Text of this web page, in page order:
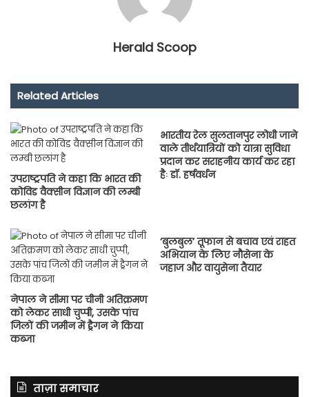
Herald Scoop
Related Articles
उपराष्ट्रपति ने कहा कि भारत की
कोविड वैक्सीन विज्ञान की लम्‍बी
छलांग है
भारतीय रेल सुलतानपुर लोधी जाने
वाले तीर्थयात्रियों को यात्रा सुविधा
प्रदान कर सराहनीय कार्य कर रहा
हैः डॉ. हर्षवर्धन
नेपाल ने सीमा पर चीनी अतिक्रमण
को लेकर साधी चुप्पी, उसके पांच
जिलों की जमीन में ड्रैगन ने किया
कब्जा
‘बुलबुल’ तूफान से बचाव एवं राहत
अभियान के लिए नौसेना के
जहाज और वायुसेना तैयार
ताज़ा समाचार